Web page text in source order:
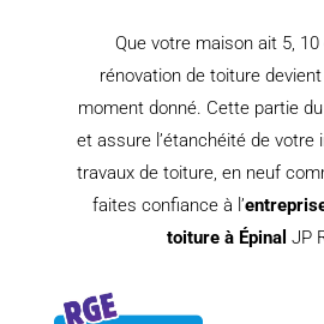
Que votre maison ait 5, 10
rénovation de toiture
moment donné. Cette partie
et assure l’étanchéité de votre
travaux de toiture, en neuf
faites confiance à l’
toiture à Épinal JP